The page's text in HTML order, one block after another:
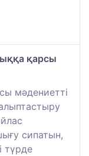
қарсы
мәдениетті
сипатын,
түрде